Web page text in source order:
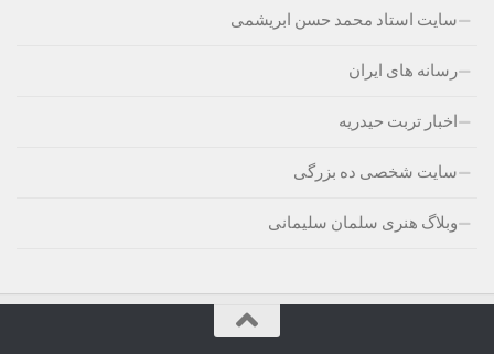
سایت استاد محمد حسن ابریشمی
رسانه های ایران
اخبار تربت حیدریه
سایت شخصی ده بزرگی
وبلاگ هنری سلمان سلیمانی